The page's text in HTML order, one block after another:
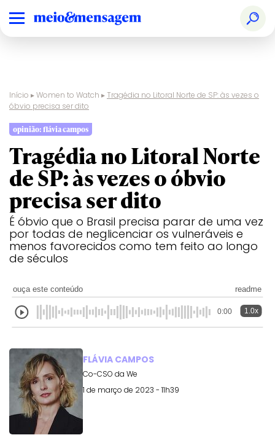
Início ▸Women to Watch ▸ Tragédia no Litoral Norte de SP: às vezes o
óbvio precisa ser dito
opinião: flávia campos
Tragédia no Litoral Norte
de SP: às vezes o óbvio
precisa ser dito
É óbvio que o Brasil precisa parar de uma vez
por todas de neglicenciar os vulneráveis e
menos favorecidos como tem feito ao longo
de séculos
ouça este conteúdo readme
0:00 1.0x
FLÁVIA CAMPOS
Co-CSO da We
1 de março de 2023 - 11h39